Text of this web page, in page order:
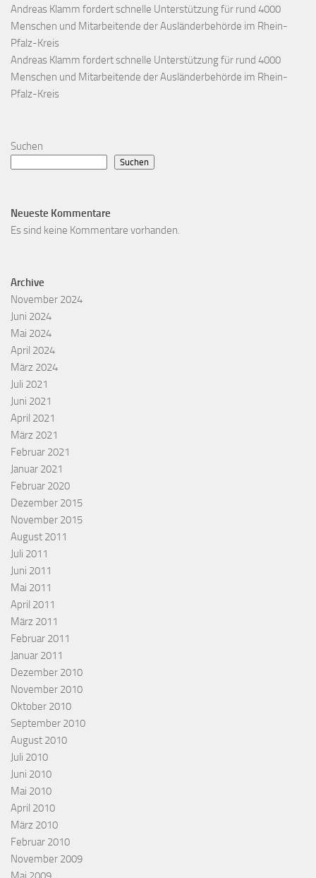
Andreas Klamm fordert schnelle Unterstützung für rund 4000
Menschen und Mitarbeitende der Ausländerbehörde im Rhein-
Pfalz-Kreis
Andreas Klamm fordert schnelle Unterstützung für rund 4000
Menschen und Mitarbeitende der Ausländerbehörde im Rhein-
Pfalz-Kreis
Suchen
Suchen
Neueste Kommentare
Es sind keine Kommentare vorhanden.
Archive
November 2024
Juni 2024
Mai 2024
April 2024
März 2024
Juli 2021
Juni 2021
April 2021
März 2021
Februar 2021
Januar 2021
Februar 2020
Dezember 2015
November 2015
August 2011
Juli 2011
Juni 2011
Mai 2011
April 2011
März 2011
Februar 2011
Januar 2011
Dezember 2010
November 2010
Oktober 2010
September 2010
August 2010
Juli 2010
Juni 2010
Mai 2010
April 2010
März 2010
Februar 2010
November 2009